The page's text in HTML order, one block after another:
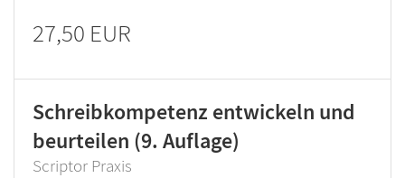
27,50 EUR
Schreibkompetenz entwickeln und
beurteilen (9. Auflage)
Scriptor Praxis